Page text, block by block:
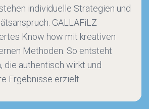
individuelle Strategien und
GALLAFiLZ
Know how mit kreativen
Methoden. So entsteht
die authentisch wirkt und
Ergebnisse erzielt.